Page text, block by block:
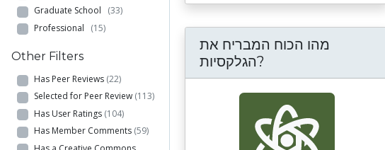
Graduate School (33)
Professional (15)
Other Filters
Has Peer Reviews (22)
Selected for Peer Review (113)
Has User Ratings (104)
Has Member Comments (59)
מהו הכוח המבריח את
הגלקסיות?